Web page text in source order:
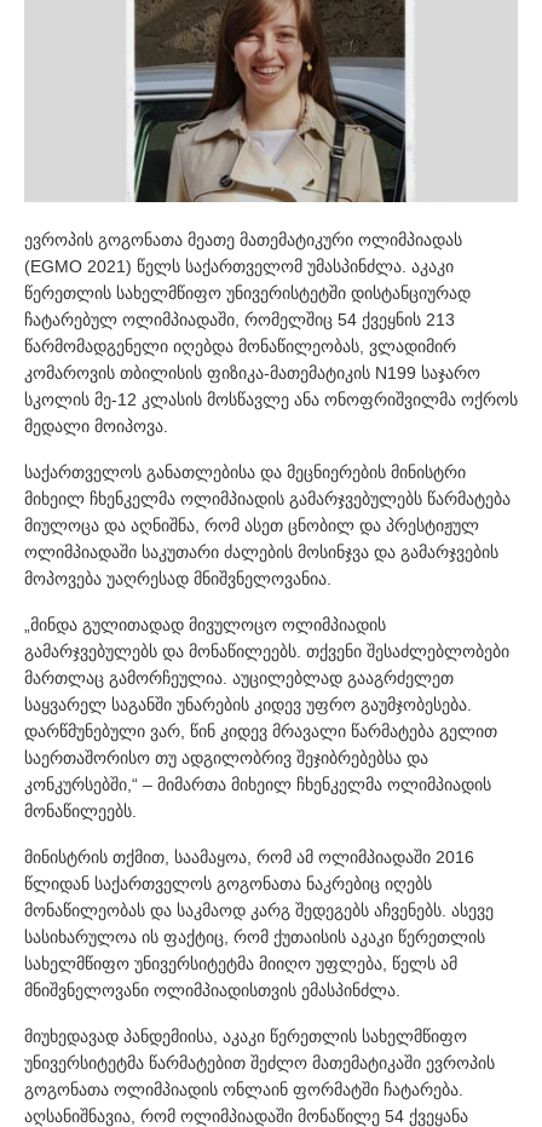
ევროპის გოგონათა მეათე მათემატიკური ოლიმპიადას
(EGMO 2021) წელს საქართველომ უმასპინძლა. აკაკი
წერეთლის სახელმწიფო უნივერისტეტში დისტანციურად
ჩატარებულ ოლიმპიადაში, რომელშიც 54 ქვეყნის 213
წარმომადგენელი იღებდა მონაწილეობას, ვლადიმირ
კომაროვის თბილისის ფიზიკა-მათემატიკის N199 საჯარო
სკოლის მე-12 კლასის მოსწავლე ანა ონოფრიშვილმა ოქროს
მედალი მოიპოვა.
საქართველოს განათლებისა და მეცნიერების მინისტრი
მიხეილ ჩხენკელმა ოლიმპიადის გამარჯვებულებს წარმატება
მიულოცა და აღნიშნა, რომ ასეთ ცნობილ და პრესტიჟულ
ოლიმპიადაში საკუთარი ძალების მოსინჯვა და გამარჯვების
მოპოვება უაღრესად მნიშვნელოვანია.
„მინდა გულითადად მივულოცო ოლიმპიადის
გამარჯვებულებს და მონაწილეებს. თქვენი შესაძლებლობები
მართლაც გამორჩეულია. აუცილებლად გააგრძელეთ
საყვარელ საგანში უნარების კიდევ უფრო გაუმჯობესება.
დარწმუნებული ვარ, წინ კიდევ მრავალი წარმატება გელით
საერთაშორისო თუ ადგილობრივ შეჯიბრებებსა და
კონკურსებში,“ – მიმართა მიხეილ ჩხენკელმა ოლიმპიადის
მონაწილეებს.
მინისტრის თქმით, საამაყოა, რომ ამ ოლიმპიადაში 2016
წლიდან საქართველოს გოგონათა ნაკრებიც იღებს
მონაწილეობას და საკმაოდ კარგ შედეგებს აჩვენებს. ასევე
სასიხარულოა ის ფაქტიც, რომ ქუთაისის აკაკი წერეთლის
სახელმწიფო უნივერსიტეტმა მიიღო უფლება, წელს ამ
მნიშვნელოვანი ოლიმპიადისთვის ემასპინძლა.
მიუხედავად პანდემიისა, აკაკი წერეთლის სახელმწიფო
უნივერსიტეტმა წარმატებით შეძლო მათემატიკაში ევროპის
გოგონათა ოლიმპიადის ონლაინ ფორმატში ჩატარება.
აღსანიშნავია, რომ ოლიმპიადაში მონაწილე 54 ქვეყანა